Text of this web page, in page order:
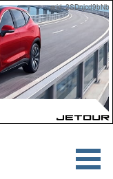
erid: 2SDnjcd9bNb